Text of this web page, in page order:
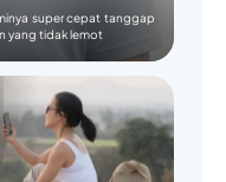
super cepat tanggap
yang tidak lemot